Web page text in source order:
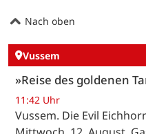
Nach oben
Vussem
»Reise des goldenen
11:42 Uhr
Vussem. Die Evil